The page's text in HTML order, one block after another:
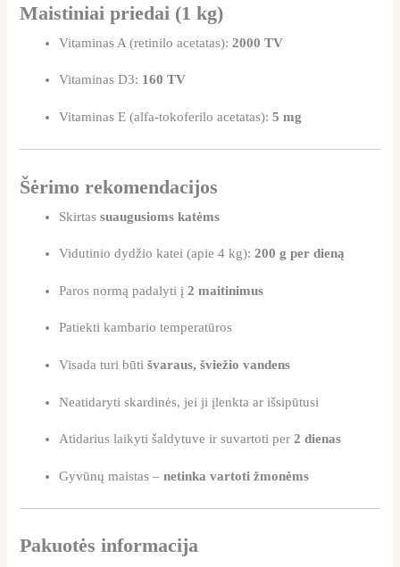
Maistiniai priedai (1 kg)
Vitaminas A (retinilo acetatas):2000 TV
Vitaminas D3: 160 TV
Vitaminas E (alfa-tokoferilo acetatas):5 mg
Šėrimo rekomendacijos
Skirtassuaugusioms katėms
Vidutinio dydžio katei (apie 4 kg):200 g per dieną
Paros normą padalyti į2 maitinimus
Patiekti kambario temperatūros
Visada turi būtišvaraus, šviežio vandens
Neatidaryti skardinės, jei ji įlenkta ar išsipūtusi
Atidarius laikyti šaldytuve ir suvartoti per2 dienas
Gyvūnų maistas –netinka vartoti žmonėms
Pakuotės informacija